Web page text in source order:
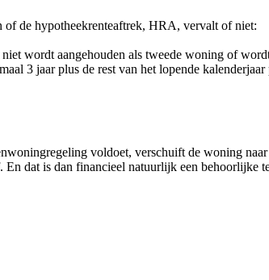
of de hypotheekrenteaftrek, HRA, vervalt of niet:
wordt aangehouden als tweede woning of
3 jaar plus de rest van het lopende kalenderjaar
voldoet, verschuift de woning
dat is dan financieel natuurlijk een behoorlijke